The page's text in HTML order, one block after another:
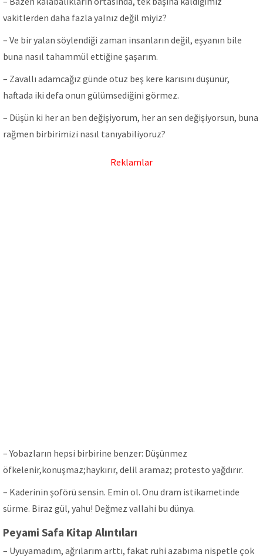
vakitlerden daha fazla yalnız değil miyiz?
– Ve bir yalan söylendiği zaman insanların değil, eşyanın bile
buna nasıl tahammül ettiğine şaşarım.
– Zavallı adamcağız günde otuz beş kere karısını düşünür,
haftada iki defa onun gülümsediğini görmez.
– Düşün ki her an ben değişiyorum, her an sen değişiyorsun, buna
rağmen birbirimizi nasıl tanıyabiliyoruz?
Reklamlar
– Yobazların hepsi birbirine benzer: Düşünmez
öfkelenir,konuşmaz;haykırır, delil aramaz; protesto yağdırır.
– Kaderinin şoförü sensin. Emin ol. Onu dram istikametinde
sürme. Biraz gül, yahu! Değmez vallahi bu dünya.
Peyami Safa Kitap Alıntıları
– Uyuyamadım, ağrılarım arttı, fakat ruhi azabıma nispetle çok